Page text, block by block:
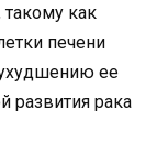
как
печени
ее
развития рака